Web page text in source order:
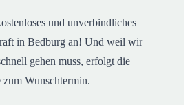
und unverbindliches
in Bedburg an! Und weil wir
gehen muss, erfolgt die
Wunschtermin.